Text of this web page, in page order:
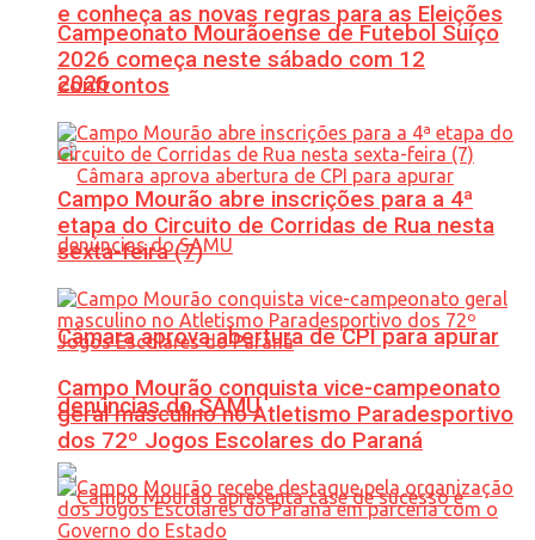
e conheça as novas regras para as Eleições
2026
Câmara aprova abertura de CPI para apurar
denúncias do SAMU
Campeonato Mourãoense de Futebol Suíço
2026 começa neste sábado com 12
confrontos
Campo Mourão abre inscrições para a 4ª
etapa do Circuito de Corridas de Rua nesta
sexta-feira (7)
Campo Mourão conquista vice-campeonato
geral masculino no Atletismo Paradesportivo
dos 72º Jogos Escolares do Paraná